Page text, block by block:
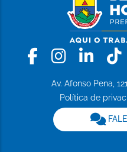
Facebook
Av. Afonso Pena,
Política de